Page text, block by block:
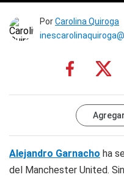
PorCarolina Quiroga
Alejandro Garnacho ha
del Manchester United.